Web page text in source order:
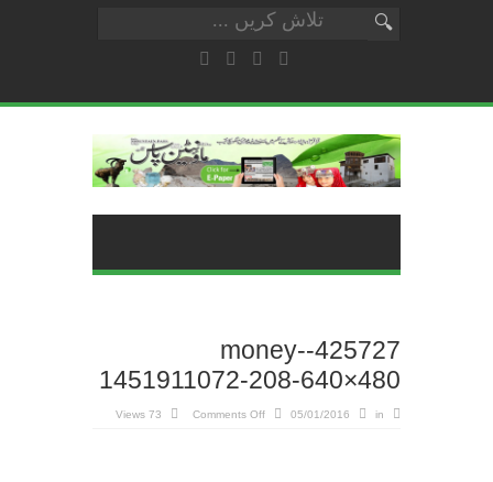
425727-money-
1451911072-208-640×480
in
05/01/2016
Comments Off
on
73 Views